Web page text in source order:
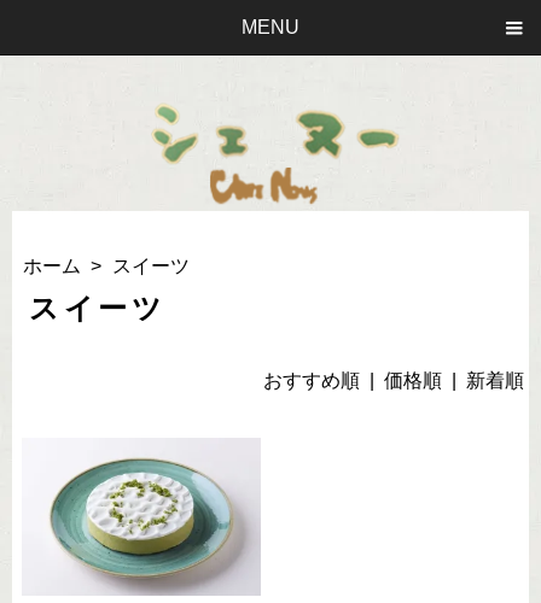
MENU
ホーム > スイーツ
スイーツ
おすすめ順 | 価格順| 新着順